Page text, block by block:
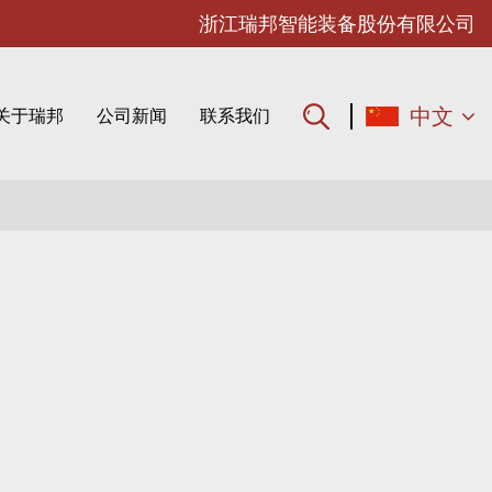
浙江瑞邦智能装备股份有限公司
于瑞邦 公司新闻 联系我们 中文